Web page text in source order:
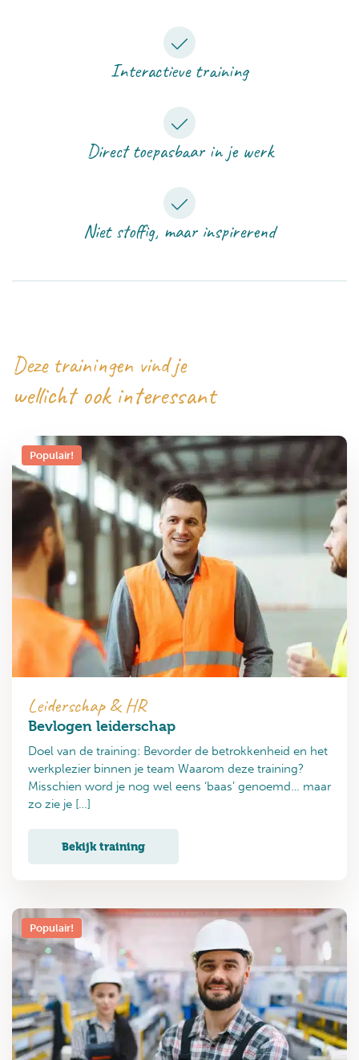
Interactieve training
Direct toepasbaar in je werk
Niet stoffig, maar inspirerend
Deze trainingen vind je
wellicht ook interessant
Populair!
Leiderschap & HR
Bevlogen leiderschap
Doel van de training: Bevorder de betrokkenheid en het
werkplezier binnen je team Waarom deze training?
Misschien word je nog wel eens ‘baas’ genoemd… maar
zo zie je […]
Bekijk training
Populair!